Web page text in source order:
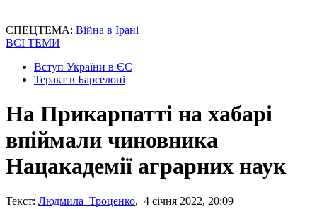
СПЕЦТЕМА: Війна в Ірані
ВСІ ТЕМИ
Вступ України в ЄС
Теракт в Барселоні
На Прикарпатті на хабарі
впіймали чиновника
Нацакадемії аграрних наук
Текст: Людмила Троценко, 4 січня 2022, 20:09